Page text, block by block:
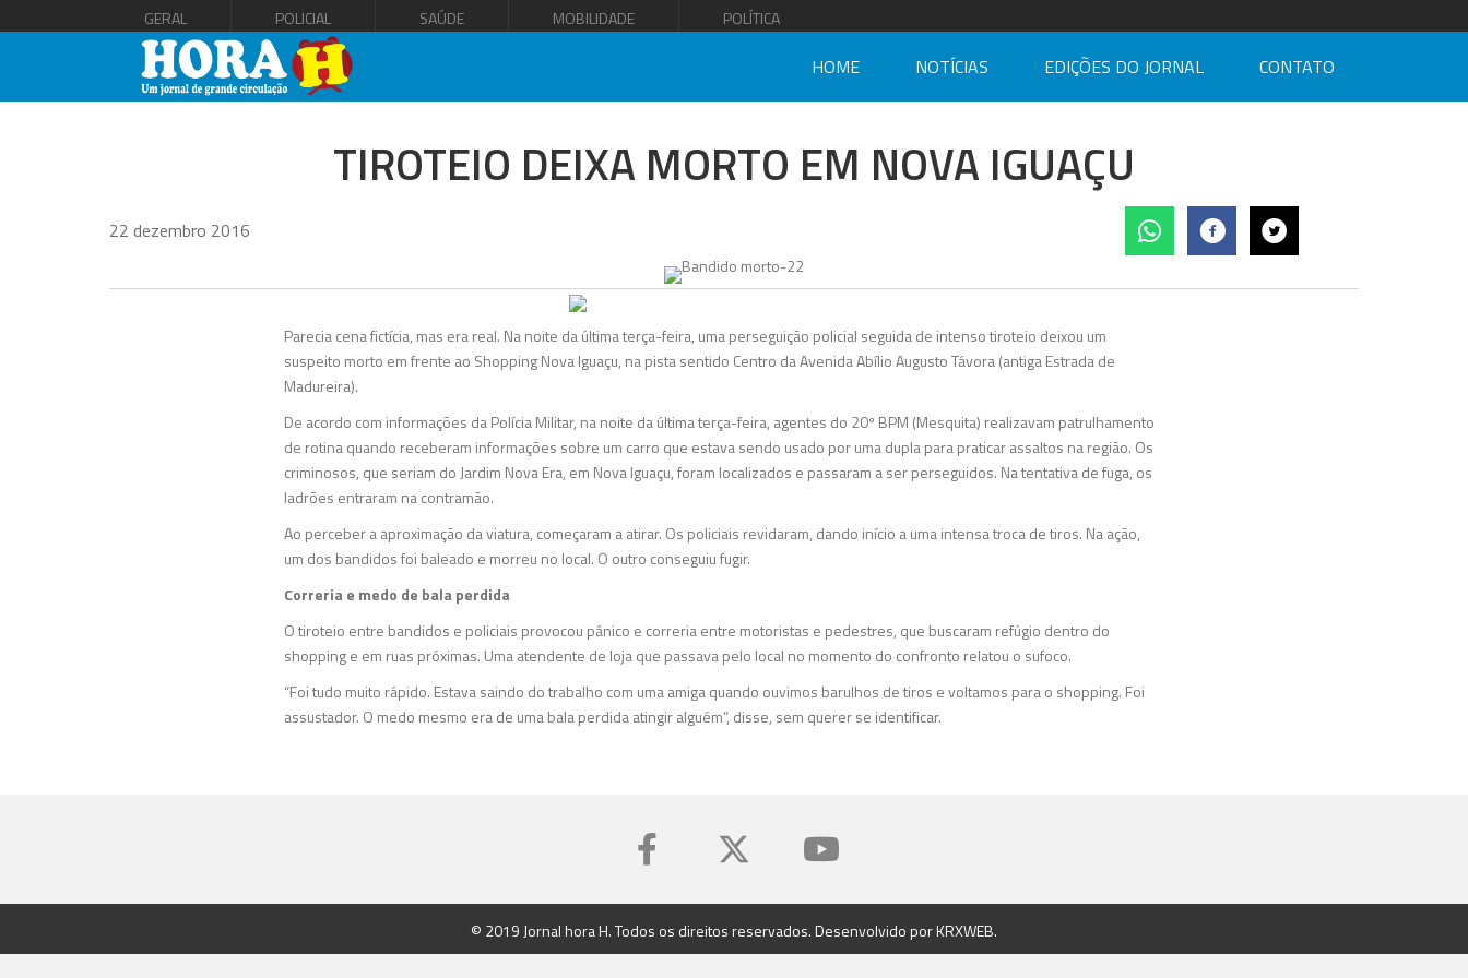
GERAL POLICIAL SAÚDE MOBILIDADE POLÍTICA
HOME NOTÍCIAS EDIÇÕES DO JORNAL CONTATO
TIROTEIO DEIXA MORTO EM NOVA IGUAÇU
22 dezembro 2016
Parecia cena fictícia, mas era real. Na noite da última terça-feira, uma perseguição policial seguida de intenso tiroteio deixou um
suspeito morto em frente ao Shopping Nova Iguaçu, na pista sentido Centro da Avenida Abílio Augusto Távora (antiga Estrada de
Madureira).
De acordo com informações da Polícia Militar, na noite da última terça-feira, agentes do 20º BPM (Mesquita) realizavam patrulhamento
de rotina quando receberam informações sobre um carro que estava sendo usado por uma dupla para praticar assaltos na região. Os
criminosos, que seriam do Jardim Nova Era, em Nova Iguaçu, foram localizados e passaram a ser perseguidos. Na tentativa de fuga, os
ladrões entraram na contramão.
Ao perceber a aproximação da viatura, começaram a atirar. Os policiais revidaram, dando início a uma intensa troca de tiros. Na ação,
um dos bandidos foi baleado e morreu no local. O outro conseguiu fugir.
Correria e medo de bala perdida
O tiroteio entre bandidos e policiais provocou pânico e correria entre motoristas e pedestres, que buscaram refúgio dentro do
shopping e em ruas próximas. Uma atendente de loja que passava pelo local no momento do confronto relatou o sufoco.
“Foi tudo muito rápido. Estava saindo do trabalho com uma amiga quando ouvimos barulhos de tiros e voltamos para o shopping. Foi
assustador. O medo mesmo era de uma bala perdida atingir alguém”, disse, sem querer se identificar.
© 2019 Jornal hora H. Todos os direitos reservados. Desenvolvido porKRXWEB.